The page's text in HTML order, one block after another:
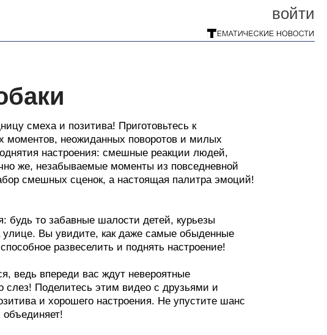
войти
смеха и позитива! Приготовьтесь к
моментов, неожиданных поворотов и милых
настроения: смешные реакции людей,
же, незабываемые моменты из повседневной
смешных сценок, а настоящая палитра эмоций!
будь то забавные шалости детей, курьезы
Вы увидите, как даже самые обыденные
развеселить и поднять настроение!
ведь впереди вас ждут невероятные
слез! Поделитесь этим видео с друзьями и
и хорошего настроения. Не упустите шанс